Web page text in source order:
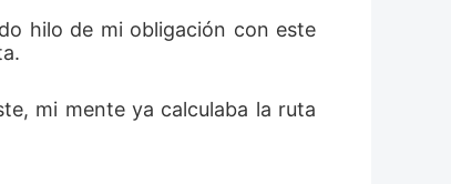
hilo de mi obligación con este
mi mente ya calculaba la ruta